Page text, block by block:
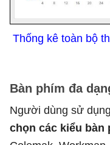
Thống kê toàn bộ
Bàn phím đa
Người dùng sử
chọn các kiểu bàn